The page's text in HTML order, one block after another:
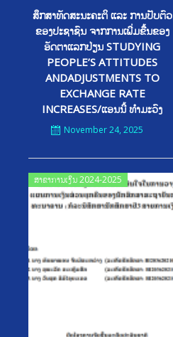
ສຶກສາທັດສະນະຄະຕິ ແລະ ການປັບຕົວ
ຂອງປະຊາຊົນ ຈາກການເພີ່ມຂື້ນຂອງ
ອັດຕາແລກປ່ຽນ STUDYING
PEOPLE’S ATTITUDES
ANDADJUSTMENTS TO
EXCHANGE RATE
INCREASES/ແອນນີ້ ທໍາມະວົງ
November 24, 2025
ສາຂາການເງິນ 2024-2025
Posted
on